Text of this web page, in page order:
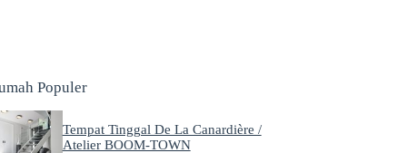
Populer
Tempat Tinggal De La Canardière /
Atelier BOOM-TOWN